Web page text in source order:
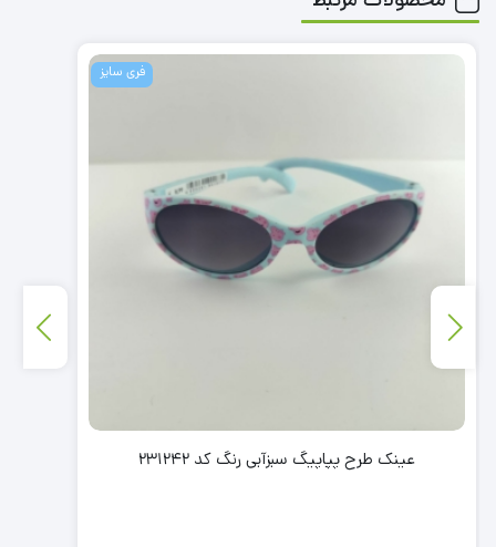
فری سایز
عینک طرح پپاپیگ سبزآبی رنگ کد 231242